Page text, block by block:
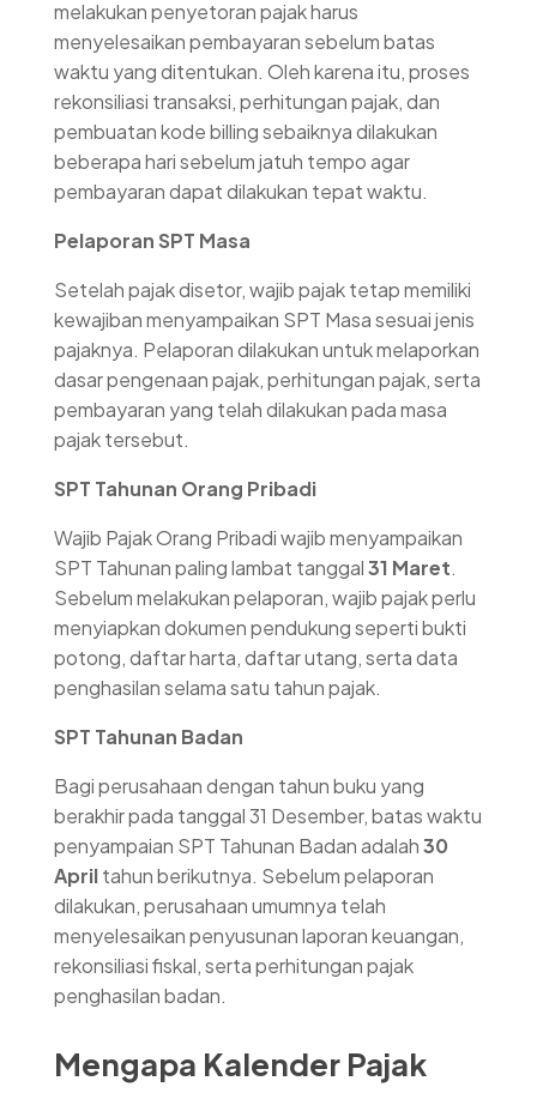
melakukan penyetoran pajak harus
menyelesaikan pembayaran sebelum batas
waktu yang ditentukan. Oleh karena itu, proses
rekonsiliasi transaksi, perhitungan pajak, dan
pembuatan kode billing sebaiknya dilakukan
beberapa hari sebelum jatuh tempo agar
pembayaran dapat dilakukan tepat waktu.
Pelaporan SPT Masa
Setelah pajak disetor, wajib pajak tetap memiliki
kewajiban menyampaikan SPT Masa sesuai jenis
pajaknya. Pelaporan dilakukan untuk melaporkan
dasar pengenaan pajak, perhitungan pajak, serta
pembayaran yang telah dilakukan pada masa
pajak tersebut.
SPT Tahunan Orang Pribadi
Wajib Pajak Orang Pribadi wajib menyampaikan
SPT Tahunan paling lambat tanggal31 Maret.
Sebelum melakukan pelaporan, wajib pajak perlu
menyiapkan dokumen pendukung seperti bukti
potong, daftar harta, daftar utang, serta data
penghasilan selama satu tahun pajak.
SPT Tahunan Badan
Bagi perusahaan dengan tahun buku yang
berakhir pada tanggal 31 Desember, batas waktu
penyampaian SPT Tahunan Badan adalah30
Apriltahun berikutnya. Sebelum pelaporan
dilakukan, perusahaan umumnya telah
menyelesaikan penyusunan laporan keuangan,
rekonsiliasi fiskal, serta perhitungan pajak
penghasilan badan.
Mengapa Kalender Pajak